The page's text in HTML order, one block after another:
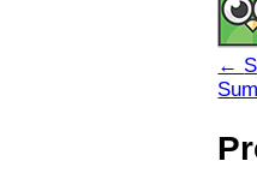
←